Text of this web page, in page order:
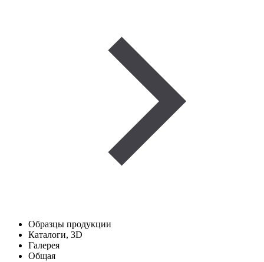
Образцы продукции
Каталоги, 3D
Галерея
Общая